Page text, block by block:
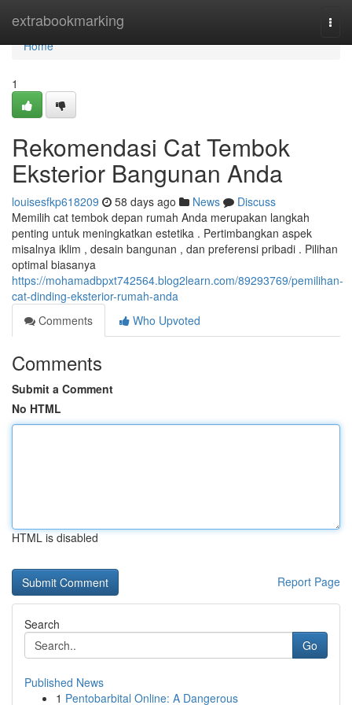
extrabookmarking
Home
Home
1
Rekomendasi Cat Tembok
Eksterior Bangunan Anda
louisesfkp618209 58 days ago News
Discuss
Memilih cat tembok depan rumah Anda merupakan langkah
penting untuk meningkatkan estetika . Pertimbangkan aspek
misalnya iklim , desain bangunan , dan preferensi pribadi . Pilihan
optimal biasanya
https://mohamadbpxt742564.blog2learn.com/89293769/pemilihan-
cat-dinding-eksterior-rumah-anda
Comments
Who Upvoted
Comments
Submit a Comment
No HTML
HTML is disabled
Report Page
Search
Go
Published News
1 Pentobarbital Online: A Dangerous